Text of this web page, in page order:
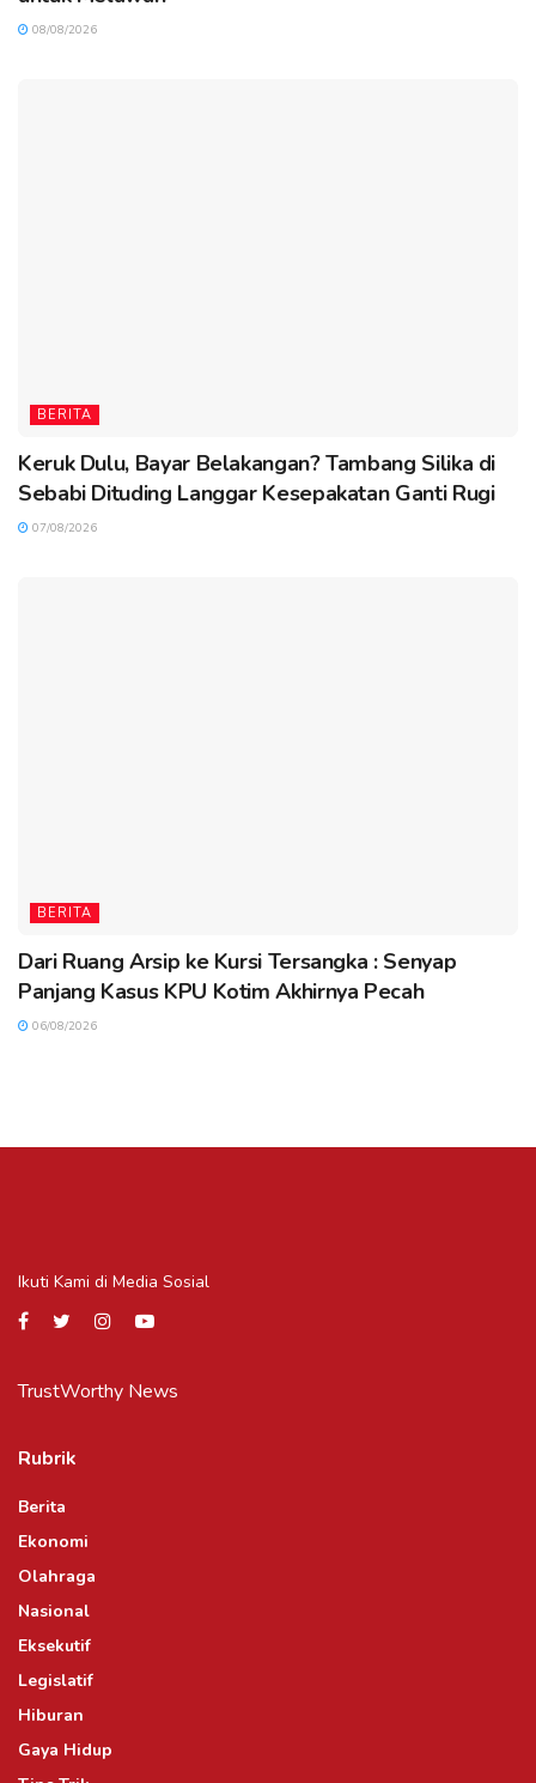
08/08/2026
BERITA
Keruk Dulu, Bayar Belakangan? Tambang Silika di
Sebabi Dituding Langgar Kesepakatan Ganti Rugi
07/08/2026
BERITA
Dari Ruang Arsip ke Kursi Tersangka : Senyap
Panjang Kasus KPU Kotim Akhirnya Pecah
06/08/2026
Ikuti Kami di Media Sosial
TrustWorthy News
Rubrik
Berita
Ekonomi
Olahraga
Nasional
Eksekutif
Legislatif
Hiburan
Gaya Hidup